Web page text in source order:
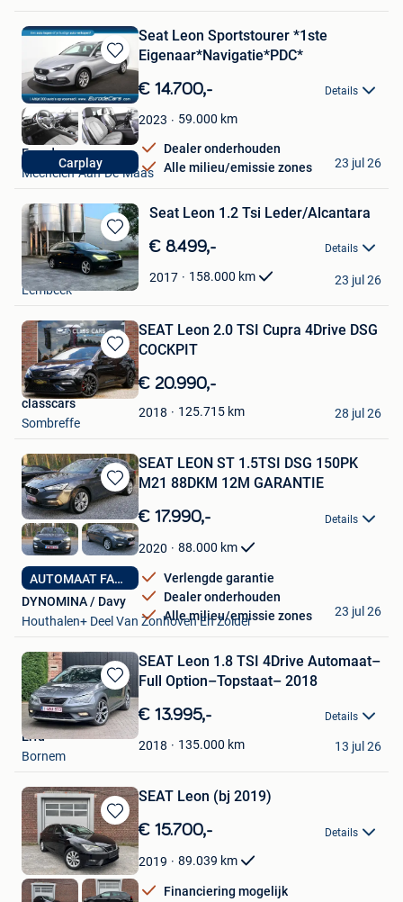
Bewaren
in
Mijn
Favorieten
Carplay
Seat Leon Sportstourer *1ste
Eigenaar*Navigatie*PDC*
€ 14.700,- Details
2023 59.000 km
Dealer onderhouden
Alle milieu/emissie zones
Eurodecars
Mechelen-Aan-De-Maas
23 jul 26
Bewaren
in
Mijn
Favorieten
Seat Leon 1.2 Tsi Leder/Alcantara
€ 8.499,- Details
2017 158.000 km
Lemcars
Lembeek
23 jul 26
Bewaren
in
Mijn
Favorieten
SEAT Leon 2.0 TSI Cupra 4Drive DSG
COCKPIT
€ 20.990,-
2018 125.715 km
classcars
Sombreffe
28 jul 26
Bewaren
in
Mijn
Favorieten
AUTOMAAT FACELIFT
SEAT LEON ST 1.5TSI DSG 150PK
M21 88DKM 12M GARANTIE
€ 17.990,- Details
2020 88.000 km
Verlengde garantie
Dealer onderhouden
Alle milieu/emissie zones
DYNOMINA / Davy
Houthalen+ Deel Van Zonhoven En Zolder
23 jul 26
Bewaren
in
Mijn
Favorieten
SEAT Leon 1.8 TSI 4Drive Automaat–
Full Option–Topstaat– 2018
€ 13.995,- Details
2018 135.000 km
Erfu
Bornem
13 jul 26
Bewaren
in
Mijn
Favorieten
SEAT Leon (bj 2019)
€ 15.700,- Details
2019 89.039 km
Financiering mogelijk